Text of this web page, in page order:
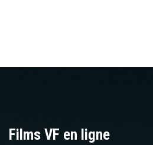
Films VF en ligne